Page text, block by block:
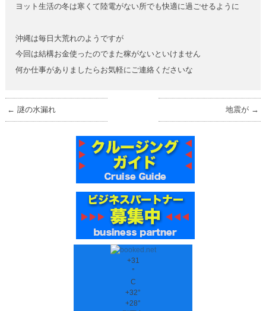
ヨット生活の冬は寒くて陸電がない所でも快適に過ごせるように
沖縄は毎日大荒れのようですが
今回は結構お金使ったのでまた稼がないといけません
何か仕事がありましたらお気軽にご連絡くださいな
← 謎の水漏れ 地震が →
+31
°
C
+32°
+28°